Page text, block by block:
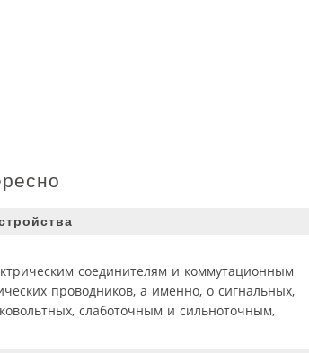
соединителям и коммутационным
проводников, а именно, о сигнальных,
слаботочным и сильноточным,